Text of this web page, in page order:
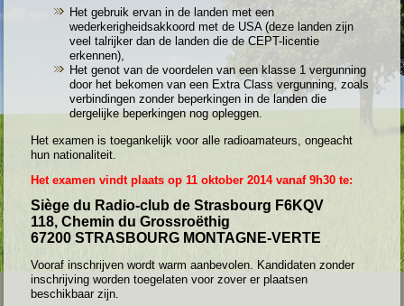
Het gebruik ervan in de landen met een
wederkerigheidsakkoord met de USA (deze landen zijn
veel talrijker dan de landen die de CEPT-licentie
erkennen),
Het genot van de voordelen van een klasse 1 vergunning
door het bekomen van een Extra Class vergunning, zoals
verbindingen zonder beperkingen in de landen die
dergelijke beperkingen nog opleggen.
Het examen is toegankelijk voor alle radioamateurs, ongeacht
hun nationaliteit.
Het examen vindt plaats op 11 oktober 2014 vanaf 9h30 te:
Siège du Radio-club de Strasbourg F6KQV
118, Chemin du Grossroëthig
67200 STRASBOURG MONTAGNE-VERTE
Vooraf inschrijven wordt warm aanbevolen. Kandidaten zonder
inschrijving worden toegelaten voor zover er plaatsen
beschikbaar zijn.